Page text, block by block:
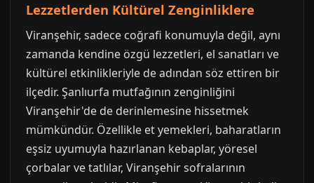
Lezzetlerden Kültürel Zenginliklere
Viranşehir, sadece coğrafi konumuyla değil, aynı
zamanda kendine özgü lezzetleri, el sanatları ve
kültürel etkinlikleriyle de adından söz ettiren bir
ilçedir. Şanlıurfa mutfağının zenginliğini
Viranşehir'de de derinlemesine hissetmek
mümkündür. Özellikle et yemekleri, baharatların
eşsiz uyumuyla hazırlanan kebaplar, yöresel
çorbalar ve tatlılar, Viranşehir sofralarının